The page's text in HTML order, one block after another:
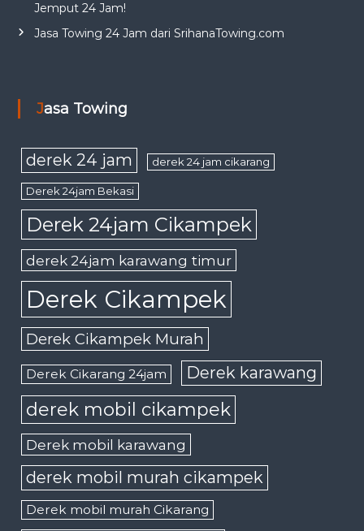
Jemput 24 Jam!
Jasa Towing 24 Jam dari SrihanaTowing.com
Jasa Towing
derek 24 jam derek 24 jam cikarang
Derek 24jam Bekasi
Derek 24jam Cikampek
derek 24jam karawang timur
Derek Cikampek
Derek Cikampek Murah
Derek Cikarang 24jam Derek karawang
derek mobil cikampek
Derek mobil karawang
derek mobil murah cikampek
Derek mobil murah Cikarang